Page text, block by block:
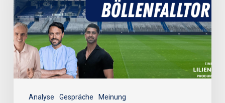
Analyse Gespräche Meinung